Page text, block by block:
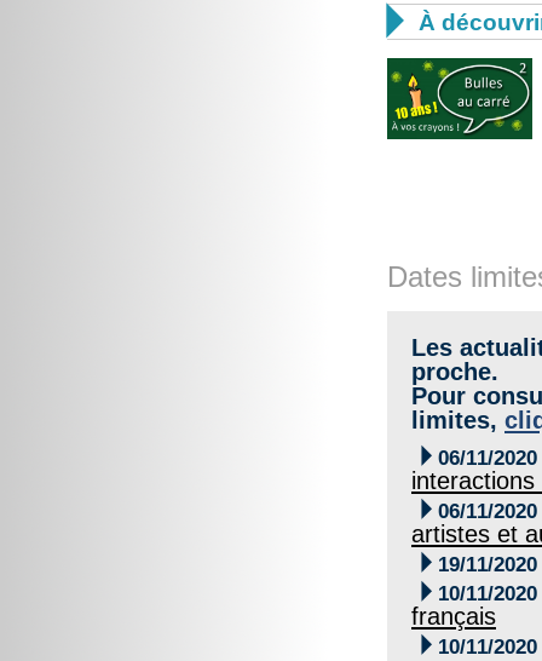
 À
Dates
Les
proche.
Pour
limites,
 06/11/2020
 06/11/2020
artistes et
 19/11/2020
 10/11/2020
français
 10/11/2020